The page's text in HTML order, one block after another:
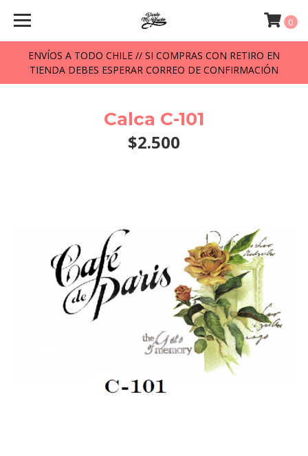
ENVÍOS A TODO CHILE // SI COMPRAS CON RETIRO EN
TIENDA DEBES ESPERAR CORREO DE CONFIRMACIÓN
0
Calca C-101
$2.500